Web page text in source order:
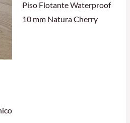
Piso Flotante Waterproof
10 mm Natura Cherry